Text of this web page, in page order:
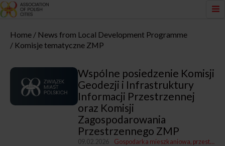
Home
News from Local Development Programme
Komisje tematyczne ZMP
Wspólne posiedzenie Komisji
Geodezji i Infrastruktury
Informacji Przestrzennej
oraz Komisji
Zagospodarowania
Przestrzennego ZMP
09.02.2026 Gospodarka mieszkaniowa, przestrzenna i nieruchomościami